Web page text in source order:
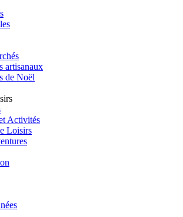
artisanaux
de Noël
Activités
Loisirs